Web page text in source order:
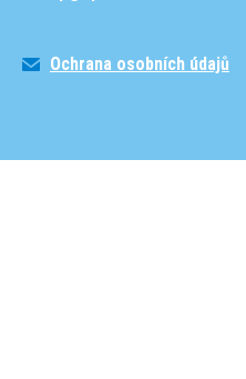
Ochrana osobních údajů